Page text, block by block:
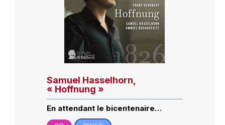
Samuel Hasselhorn,
« Hoffnung »
En attendant le bicentenaire…